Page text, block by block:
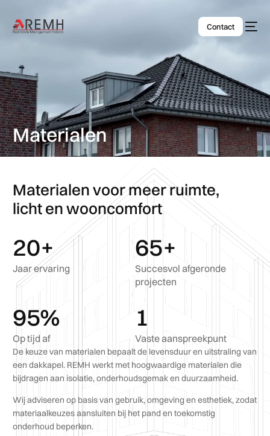
Contact
Materialen
Materialen voor meer ruimte,
licht en wooncomfort
20+
Jaar ervaring
65+
Succesvol afgeronde
projecten
95%
Op tijd af
1
Vaste aanspreekpunt
De keuze van materialen bepaalt de levensduur en uitstraling van
een dakkapel. REMH werkt met hoogwaardige materialen die
bijdragen aan isolatie, onderhoudsgemak en duurzaamheid.
Wij adviseren op basis van gebruik, omgeving en esthetiek, zodat
materiaalkeuzes aansluiten bij het pand en toekomstig
onderhoud beperken.